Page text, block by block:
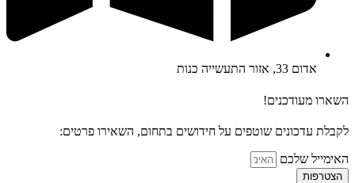
אדום 33, אזור התעשייה כנות
השארו מעודכנים!
לקבלת עדכונים שוטפים על חידושים בתחום, השאירו פרטים:
האימייל שלכם
הצטרפות